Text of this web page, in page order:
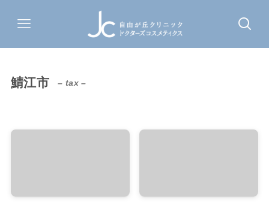
鯖江市 – tax –